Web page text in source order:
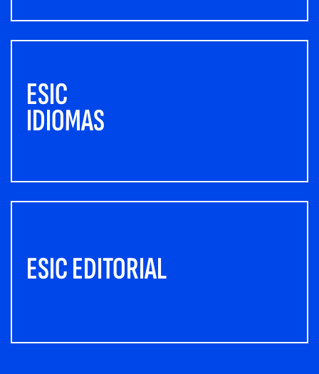
ESIC
IDIOMAS
ESIC EDITORIAL